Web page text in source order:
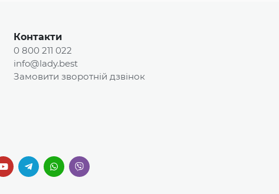
Контакти
0 800 211 022
info@lady.best
Замовити зворотній дзвінок